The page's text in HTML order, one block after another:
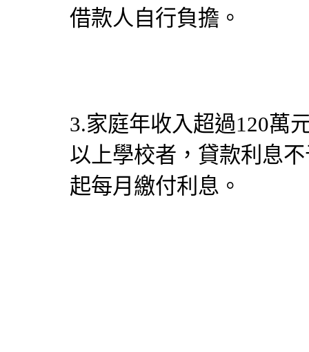
借款人自行負擔。
3.家庭年收入超過120萬
以上學校者，貸款利息
起每月繳付利息。